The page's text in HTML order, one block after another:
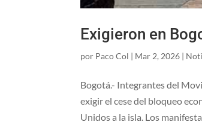
Exigieron en
por Paco Col | Mar 2, 2026 |
Bogotá.- Integrantes del
exigir el cese del bloqueo
Unidos a la isla. Los